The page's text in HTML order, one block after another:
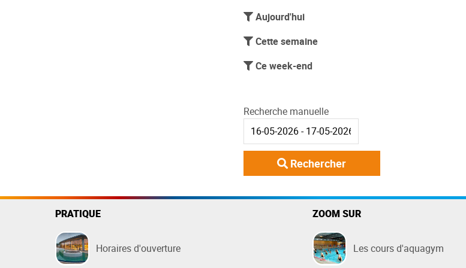
Aujourd'hui
Cette semaine
Ce week-end
Recherche manuelle
Rechercher
PRATIQUE
Horaires d'ouverture
ZOOM SUR
Les cours d'aquagym